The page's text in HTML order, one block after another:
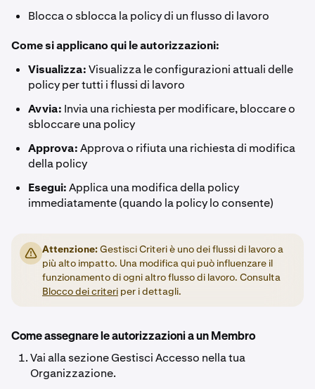
Blocca o sblocca la policy di un flusso di lavoro
Come si applicano qui le autorizzazioni:
Visualizza:Visualizza le configurazioni attuali delle
policy per tutti i flussi di lavoro
Avvia: Invia una richiesta per modificare, bloccare o
sbloccare una policy
Approva:Approva o rifiuta una richiesta di modifica
della policy
Esegui:Applica una modifica della policy
immediatamente (quando la policy lo consente)
Attenzione:Gestisci Criteri è uno dei flussi di lavoro a
più alto impatto. Una modifica qui può influenzare il
funzionamento di ogni altro flusso di lavoro. Consulta
Blocco dei criteri per i dettagli.
Come assegnare le autorizzazioni a un Membro
Vai alla sezione Gestisci Accesso nella tua
Organizzazione.